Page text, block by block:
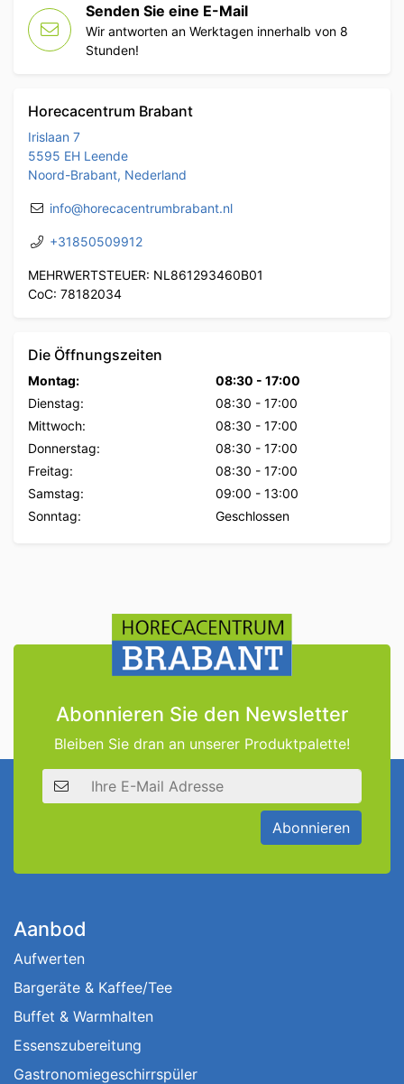
Senden Sie eine E-Mail
Wir antworten an Werktagen innerhalb von 8
Stunden!
Horecacentrum Brabant
Irislaan 7
5595 EH Leende
Noord-Brabant, Nederland
info@horecacentrumbrabant.nl
+31850509912
MEHRWERTSTEUER: NL861293460B01
CoC: 78182034
Die Öffnungszeiten
Montag: 08:30 - 17:00
Dienstag:
08:30 - 17:00
Mittwoch:
08:30 - 17:00
Donnerstag:
08:30 - 17:00
Freitag:
08:30 - 17:00
Samstag:
09:00 - 13:00
Sonntag:
Geschlossen
Abonnieren Sie den Newsletter
Bleiben Sie dran an unserer Produktpalette!
E-Mail Adresse
Abonnieren
Aanbod
Aufwerten
Bargeräte & Kaffee/Tee
Buffet & Warmhalten
Essenszubereitung
Gastronomiegeschirrspüler